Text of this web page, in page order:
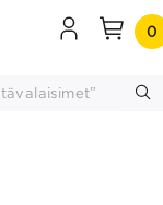
0